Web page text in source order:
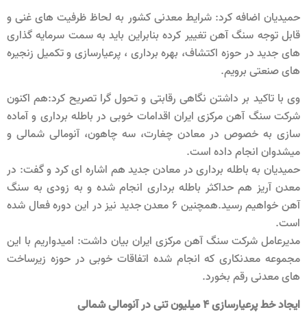
حمیدیان اضافه کرد: شرایط معدنی کشور به لحاظ ظرفیت های غنی و
قابل توجه سنگ آهن تغییر کرده بنابراین باید به سمت سرمایه گذاری
های جدید در حوزه اکتشاف، بهره برداری ، پرعیارسازی و تکمیل زنجیره
های صنعتی برویم.
وی با تاکید بر داشتن نگاهی رقابتی و تحول گرا تصریح کرد:هم اکنون
شرکت سنگ آهن مرکزی ایران اقدامات خوبی در باطله برداری و آماده
سازی به خصوص در معادن چغارت، سه چاهون، آنومالی شمالی و
میشدوان انجام داده است.
حمیدیان به باطله برداری در معادن جدید هم اشاره ای کرد و گفت: در
معدن آریز هم حداکثر باطله برداری انجام شده و به زودی به سنگ
آهن خواهیم رسید.همچنین ۶ معدن جدید نیز در این دوره فعال شده
است.
مدیرعامل شرکت سنگ آهن مرکزی ایران بیان داشت: امیدواریم با این
مجموعه معدنکاری که انجام شده اتفاقات خوبی در حوزه زیرساخت
های معدنی رقم بخورد.
ایجاد خط پرعیارسازی ۴ میلیون تنی در آنومالی شمالی